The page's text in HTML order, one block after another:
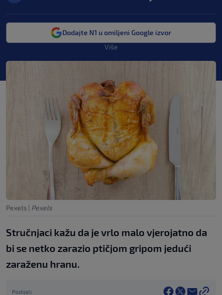
Dodajte N1 u omiljeni Google izvor
Više
Pexels | Pexels
Stručnjaci kažu da je vrlo malo vjerojatno da
bi se netko zarazio ptičjom gripom jedući
zaraženu hranu.
Podijeli